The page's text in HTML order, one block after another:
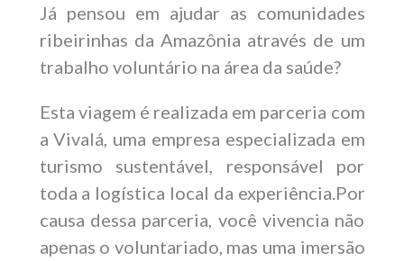
Já pensou em ajudar as comunidades
ribeirinhas da Amazônia através de um
trabalho voluntário na área da saúde?
Esta viagem é realizada em parceria com
a Vivalá, uma empresa especializada em
turismo sustentável, responsável por
toda a logística local da experiência.Por
causa dessa parceria, você vivencia não
apenas o voluntariado, mas uma imersão